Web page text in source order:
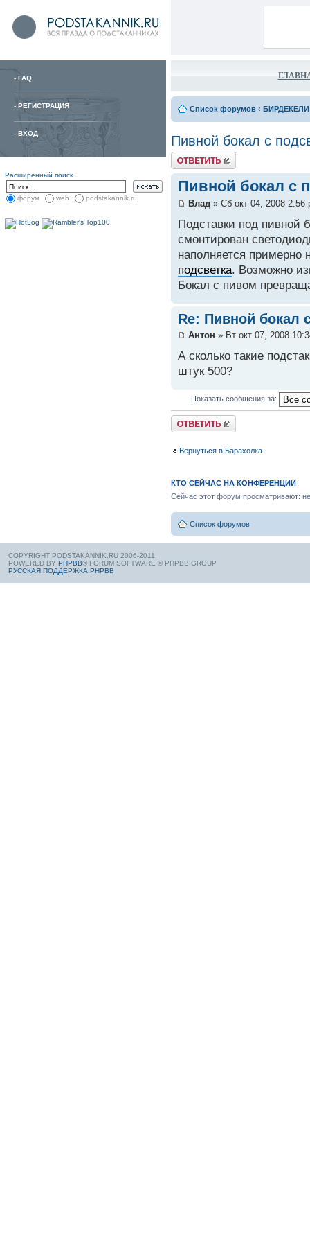
- FAQ
- РЕГИСТРАЦИЯ
- ВХОД
Расширенный поиск
форум web podstakannik.ru
Список форумов ‹ БИРДЕКЕЛИ
Пивной бокал с
Пивной бокал с
Влад » Сб окт 04, 2008 2:56
Подставки под пивной
смонтирован
наполняется примерно
подсветка. Возможно
Бокал с пивом
Re: Пивной бокал
Антон » Вт окт 07, 2008
А сколько такие
штук 500?
Показать сообщения за:
Вернуться в Барахолка
КТО СЕЙЧАС НА КОНФЕРЕНЦИИ
Сейчас этот форум просматривают:
Список форумов
COPYRIGHT PODSTAKANNIK.RU 2006-2011.
POWERED BY PHPBB® FORUM SOFTWARE © PHPBB GROUP
РУССКАЯ ПОДДЕРЖКА PHPBB